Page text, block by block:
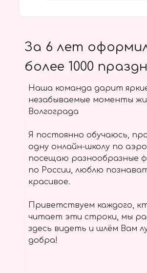
За 6 лет
более 1000
Наша команда дарит
незабываемые моменты
Волгограда
Я постоянно обучаюсь,
одну онлайн-школу по
посещаю разнообразные
по России, люблю
красивое.
Приветствуем каждого,
читает эти строки, мы
здесь видеть и шлём Вам
добра!